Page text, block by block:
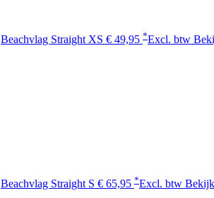
Beachvlag Straight XS € 49,95 *Excl. btw
Beachvlag Straight S € 65,95 *Excl. btw